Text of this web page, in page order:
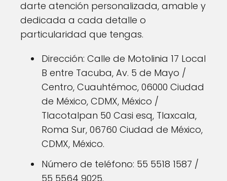
darte atención personalizada, amable y
dedicada a cada detalle o
particularidad que tengas.
Dirección: Calle de Motolinia 17 Local
B entre Tacuba, Av. 5 de Mayo /
Centro, Cuauhtémoc, 06000 Ciudad
de México, CDMX, México /
Tlacotalpan 50 Casi esq, Tlaxcala,
Roma Sur, 06760 Ciudad de México,
CDMX, México.
Número de teléfono: 55 5518 1587 /
55 5564 9025.